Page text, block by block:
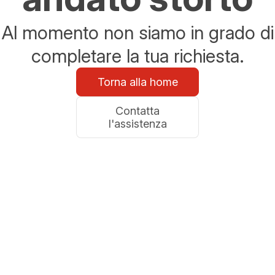
Al momento non siamo in grado di
completare la tua richiesta.
Torna alla home
Contatta
l'assistenza